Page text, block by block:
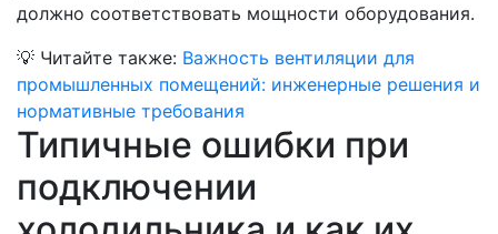
должно соответствовать мощности оборудования.
💡 Читайте также: Важность вентиляции для
промышленных помещений: инженерные решения и
нормативные требования
Типичные ошибки при
подключении